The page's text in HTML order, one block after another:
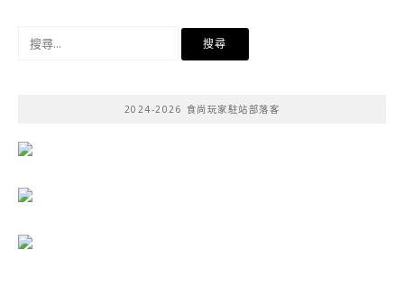
2024-2026 食尚玩家駐站部落客